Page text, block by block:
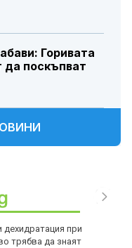
Горивата
поскъпват
дехидратация при
трябва да знаят